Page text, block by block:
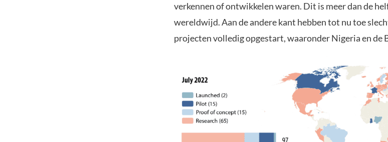
verkennen of ontwikkelen waren. Dit is meer dan de
wereldwijd. Aan de andere kant hebben tot nu toe
projecten volledig opgestart, waaronder Nigeria en de